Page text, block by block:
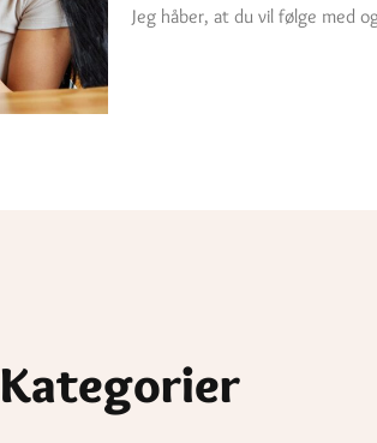
Jeg håber, at du vil følge med
Kategorier